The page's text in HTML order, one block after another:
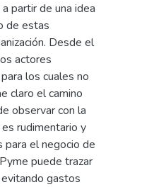
partir de una idea
de estas
Desde el
actores
los cuales no
claro el camino
observar con la
rudimentario y
para el negocio de
puede trazar
gastos